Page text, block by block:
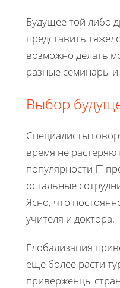
Будущее той либо
представить
возможно делать
разные семинары
Выбор
Специалисты
время не
популярности IT-
остальные
Ясно, что
учителя и доктора.
Глобализация
еще более расти
приверженцы